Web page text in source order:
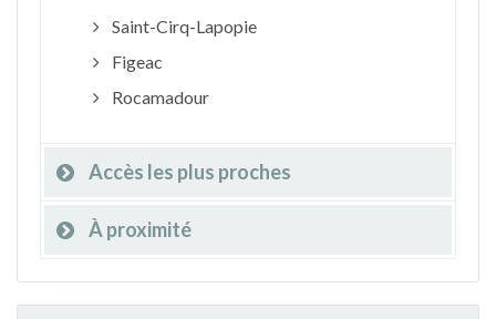
Saint-Cirq-Lapopie
Figeac
Rocamadour
Accès les plus proches
À proximité